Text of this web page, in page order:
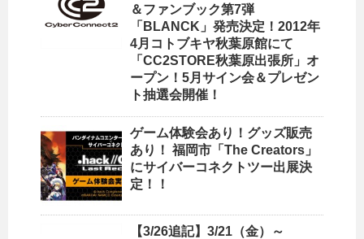
＆ファンブック第7弾
「BLANCK」発売決定！2012年
4月コトブキヤ秋葉原館にて
「CC2STORE秋葉原出張所」オ
ープン！5月サイン会＆プレゼン
ト抽選会開催！
ゲーム体験会あり！グッズ販売
あり！ 福岡市「The Creators」
にサイバーコネクトツー出展決
定！！
【3/26追記】3/21（金）～